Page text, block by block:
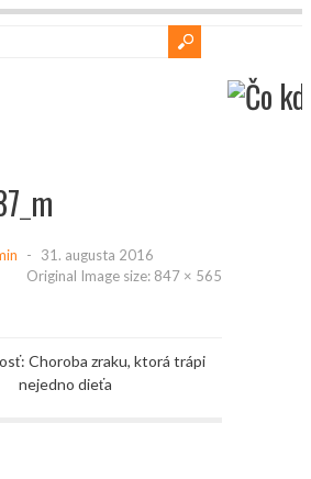
-
31. augusta 2016
Original Image size: 847 × 565
Choroba zraku, ktorá trápi
nejedno dieťa